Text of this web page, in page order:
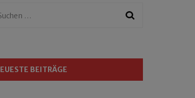
BEITRÄGE